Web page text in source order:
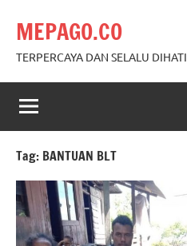
content
MEPAGO.CO
TERPERCAYA DAN SELALU DIHATI
Tag: BANTUAN BLT